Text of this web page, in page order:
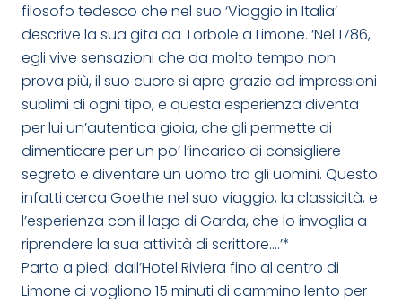
filosofo tedesco che nel suo ‘Viaggio in Italia’
descrive la sua gita da Torbole a Limone. ‘Nel 1786,
egli vive sensazioni che da molto tempo non
prova più, il suo cuore si apre grazie ad impressioni
sublimi di ogni tipo, e questa esperienza diventa
per lui un’autentica gioia, che gli permette di
dimenticare per un po’ l’incarico di consigliere
segreto e diventare un uomo tra gli uomini. Questo
infatti cerca Goethe nel suo viaggio, la classicità, e
l’esperienza con il lago di Garda, che lo invoglia a
riprendere la sua attività di scrittore….’*
Parto a piedi dall’Hotel Riviera fino al centro di
Limone ci vogliono 15 minuti di cammino lento per